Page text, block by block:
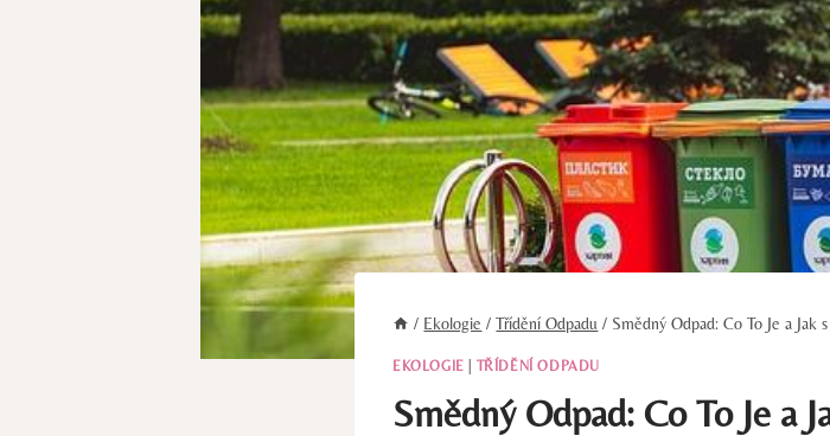
/ Ekologie / Třídění Odpadu / Smědný Odpad: Co To Je a Jak
EKOLOGIE TŘÍDĚNÍ ODPADU
Smědný Odpad: Co To Je a